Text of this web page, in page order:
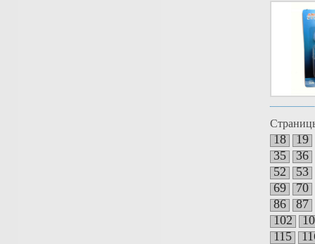
18
19
35
36
52
53
69
70
86
87
102
115